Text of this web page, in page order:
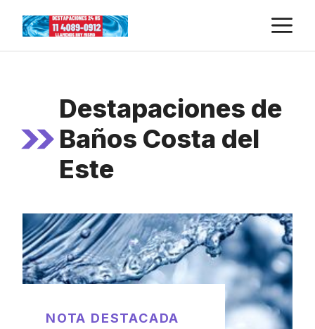
content
Destapaciones de
Baños Costa del
Este
NOTA DESTACADA